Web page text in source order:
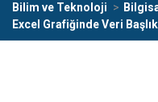
Bilim ve Teknoloji
Excel Grafiğinde Veri